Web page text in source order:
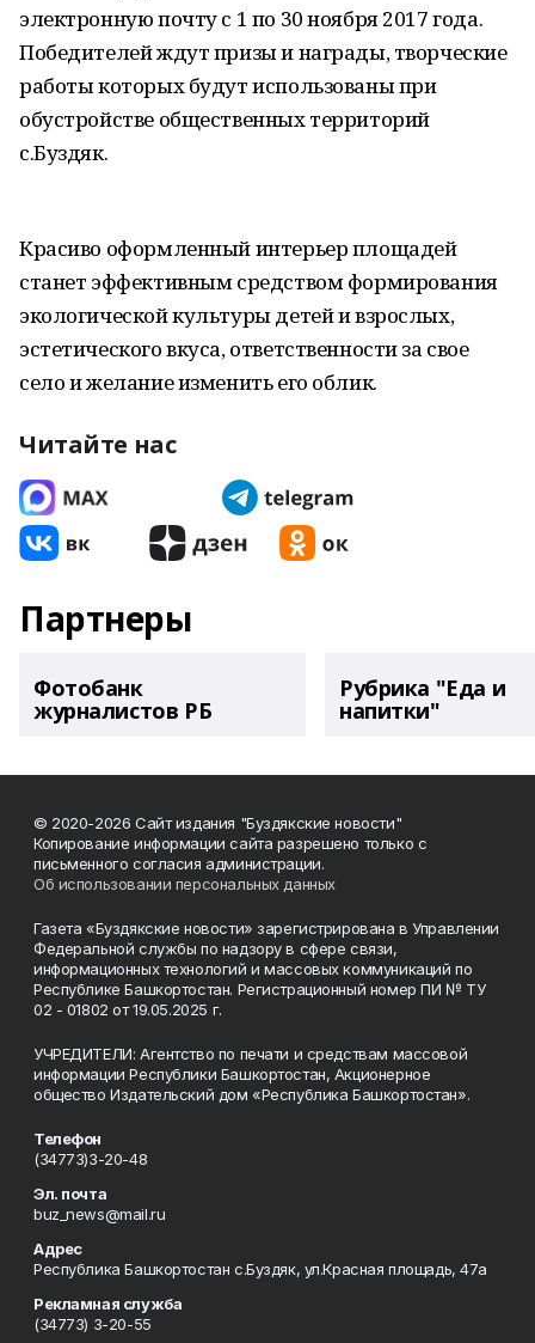
электронную почту с 1 по 30 ноября 2017 года.
Победителей ждут призы и награды, творческие
работы которых будут использованы при
обустройстве общественных территорий
с.Буздяк.
Красиво оформленный интерьер площадей
станет эффективным средством формирования
экологической культуры детей и взрослых,
эстетического вкуса, ответственности за свое
село и желание изменить его облик.
Читайте нас
Партнеры
Фотобанк
журналистов РБ
Рубрика "Еда и
напитки"
© 2020-2026 Сайт издания "Буздякские новости"
Копирование информации сайта разрешено только с
письменного согласия администрации.
Об использовании персональных данных
Газета «Буздякские новости» зарегистрирована в Управлении
Федеральной службы по надзору в сфере связи,
информационных технологий и массовых коммуникаций по
Республике Башкортостан. Регистрационный номер ПИ № ТУ
02 - 01802 от 19.05.2025 г.
УЧРЕДИТЕЛИ: Агентство по печати и средствам массовой
информации Республики Башкортостан, Акционерное
общество Издательский дом «Республика Башкортостан».
Телефон
(34773)3-20-48
Эл. почта
buz_news@mail.ru
Адрес
Республика Башкортостан с.Буздяк, ул.Красная площадь, 47а
Рекламная служба
(34773) 3-20-55